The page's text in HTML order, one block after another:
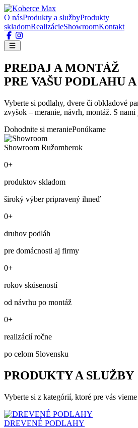
O násProdukty a službyProdukty
skladomRealizácieShowroomKontakt
PREDAJ A MONTÁŽ
PRE VAŠU PODLAHU
Vyberte si podlahy, dvere či obkladové
zvyšok – meranie, návrh, montáž. S nami
Dohodnite si meraniePonúkame
Showroom Ružomberok
0+
produktov skladom
široký výber pripravený ihneď
0+
druhov podláh
pre domácnosti aj firmy
0+
rokov skúseností
od návrhu po montáž
0+
realizácií ročne
po celom Slovensku
PRODUKTY A SLUŽBY
Vyberte si z kategórií, ktoré pre vás
DREVENÉ PODLAHY